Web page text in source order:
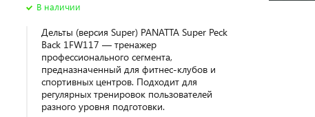
В наличии
Дельты (версия Super) PANATTA Super Peck
Back 1FW117 — тренажер
профессионального сегмента,
предназначенный для фитнес‑клубов и
спортивных центров. Подходит для
регулярных тренировок пользователей
разного уровня подготовки.